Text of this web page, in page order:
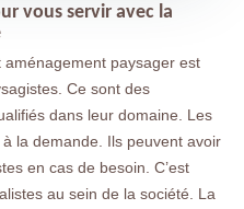
vous servir avec la
aménagement paysager est
Ce sont des
dans leur domaine. Les
la demande. Ils peuvent avoir
en cas de besoin. C’est
au sein de la société. La